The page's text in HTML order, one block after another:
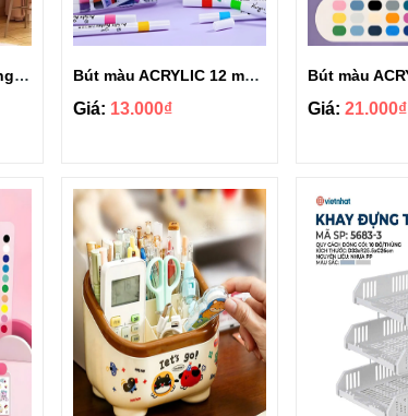
Kệ sách đa năng 4 tầng tiện lợi Bút màu ACRYLIC 12 màu tươi sáng
Giá: 13.000₫ Giá:21.000₫